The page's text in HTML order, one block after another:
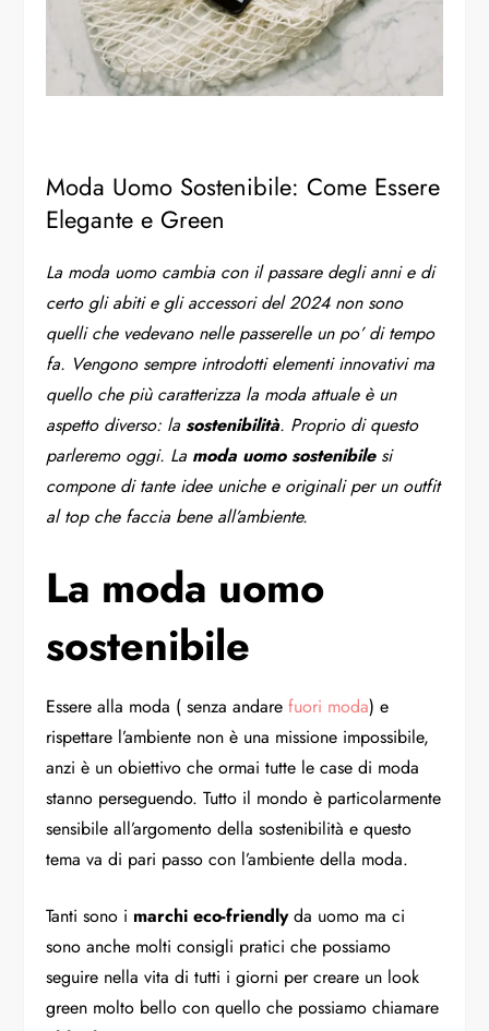
Moda Uomo Sostenibile: Come Essere
Elegante e Green
La moda uomo cambia con il passare degli anni e di
certo gli abiti e gli accessori del 2024 non sono
quelli che vedevano nelle passerelle un po’ di tempo
fa. Vengono sempre introdotti elementi innovativi ma
quello che più caratterizza la moda attuale è un
aspetto diverso: lasostenibilità. Proprio di questo
parleremo oggi. La moda uomo sostenibilesi
compone di tante idee uniche e originali per un outfit
al top che faccia bene all’ambiente.
La moda uomo
sostenibile
Essere alla moda ( senza andarefuori moda) e
rispettare l’ambiente non è una missione impossibile,
anzi è un obiettivo che ormai tutte le case di moda
stanno perseguendo. Tutto il mondo è particolarmente
sensibile all’argomento della sostenibilità e questo
tema va di pari passo con l’ambiente della moda.
Tanti sono i marchi eco-friendlyda uomo ma ci
sono anche molti consigli pratici che possiamo
seguire nella vita di tutti i giorni per creare un look
green molto bello con quello che possiamo chiamare